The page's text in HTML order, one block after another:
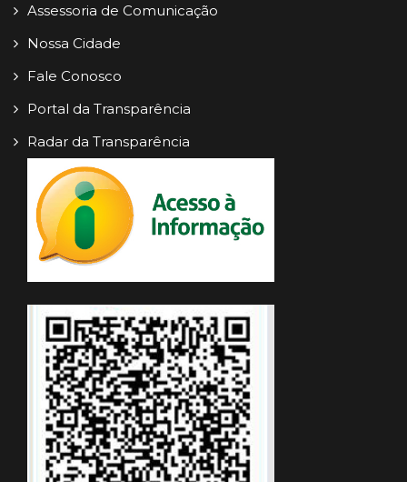
Assessoria de Comunicação
Nossa Cidade
Fale Conosco
Portal da Transparência
Radar da Transparência